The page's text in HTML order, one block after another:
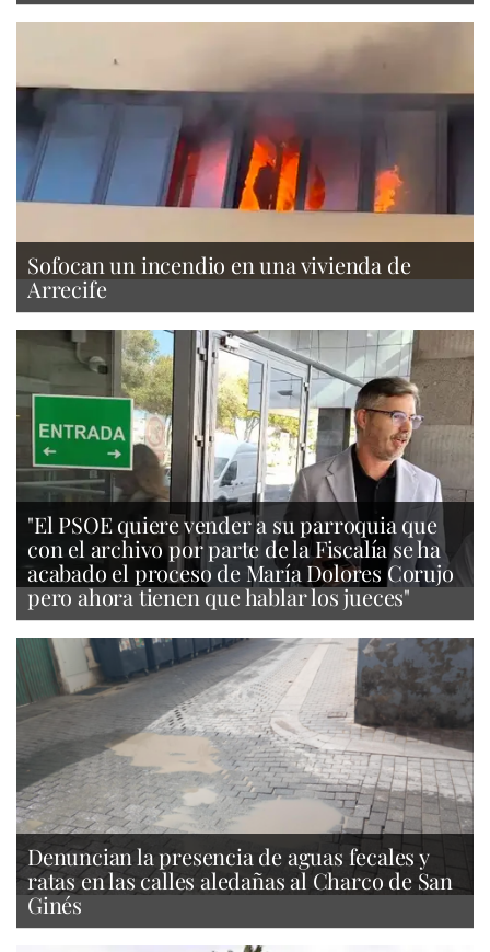
Sofocan un incendio en una vivienda de
Arrecife
"El PSOE quiere vender a su parroquia que
con el archivo por parte de la Fiscalía se ha
acabado el proceso de María Dolores Corujo
pero ahora tienen que hablar los jueces"
Denuncian la presencia de aguas fecales y
ratas en las calles aledañas al Charco de San
Ginés